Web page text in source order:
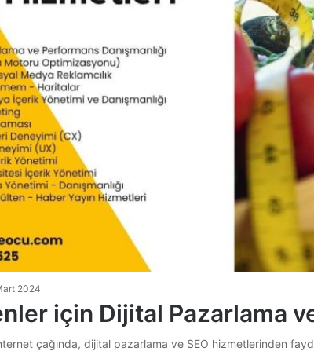
2024
için Dijital Pazarlama
çağında, dijital pazarlama ve SEO hizmetlerinden